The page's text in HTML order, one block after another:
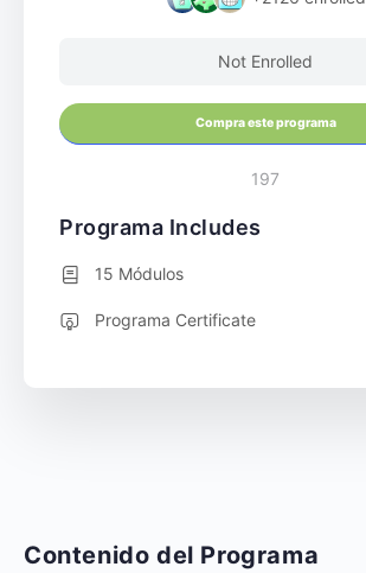
Contenido del Programa
Not Enrolled
Compra este programa
197
Programa Includes
15 Módulos
Programa Certificate